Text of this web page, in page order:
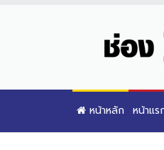
หน้าหลัก หน้าแร